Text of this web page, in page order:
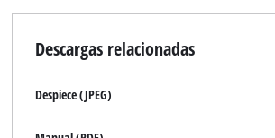
¡Necesitamos su
Descargas relacionadas
Despiece (JPEG)